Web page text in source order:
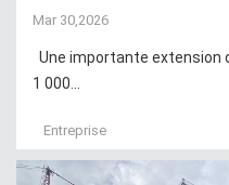
Mar 30,2026
Une importante extension
1 000...
Entreprise